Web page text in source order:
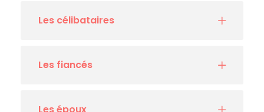
Les célibataires
Les fiancés